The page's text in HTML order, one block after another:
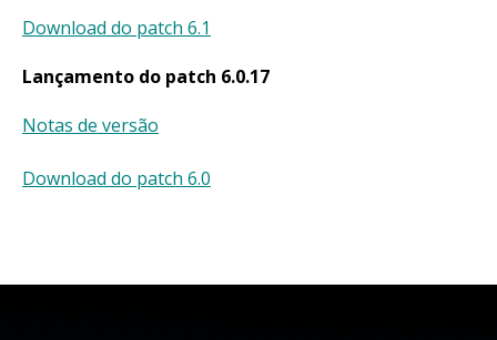
Download do patch 6.1
Lançamento do patch 6.0.17
Notas de versão
Download do patch 6.0